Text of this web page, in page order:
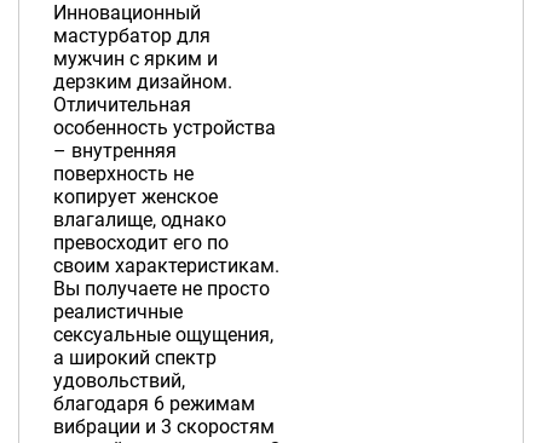
Инновационный
мастурбатор для
мужчин с ярким и
дерзким дизайном.
Отличительная
особенность устройства
– внутренняя
поверхность не
копирует женское
влагалище, однако
превосходит его по
своим характеристикам.
Вы получаете не просто
реалистичные
сексуальные ощущения,
а широкий спектр
удовольствий,
благодаря 6 режимам
вибрации и 3 скоростям